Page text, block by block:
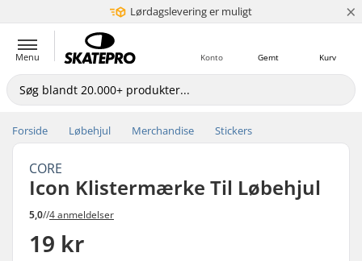
Lørdagslevering er muligt
5+ mio. kunder ×
Menu Kurv
Gemt
Konto
Forside Løbehjul Merchandise Stickers
CORE
Icon Klistermærke Til Løbehjul
5,0//4 anmeldelser
19 kr